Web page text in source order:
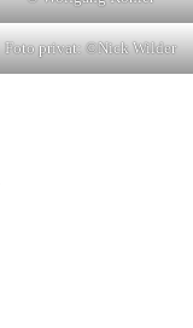
Foto privat: ©Nick Wilder